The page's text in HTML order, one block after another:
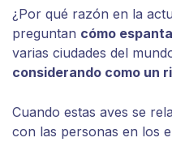
¿Por qué razón en la
preguntan cómo
varias ciudades del
considerando como un
Cuando estas aves se
con las personas en los